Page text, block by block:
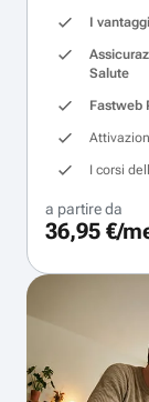
I
Salute
Fastweb
I corsi
a partire da
36,95 €/